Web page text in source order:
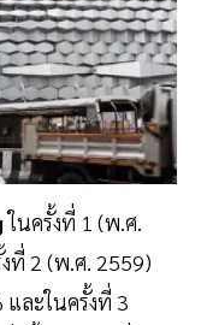
ในครั้งที่ 1 (พ.ศ.
ที่ 2 (พ.ศ. 2559)
ละในครั้งที่ 3